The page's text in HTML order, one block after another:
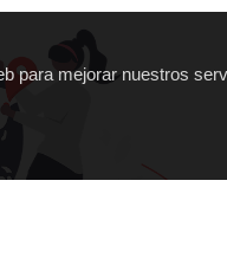
para mejorar nuestros